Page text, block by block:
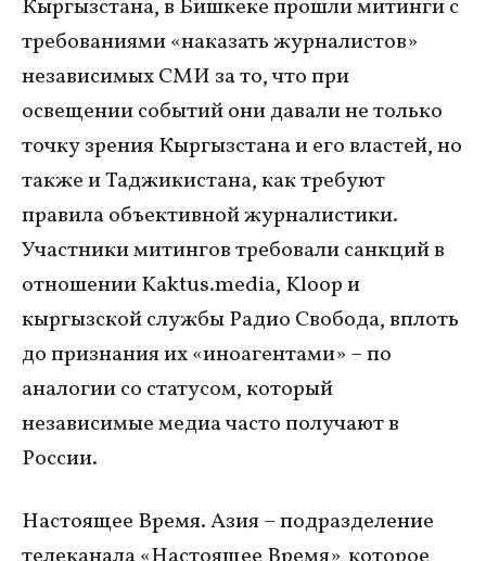
Кыргызстана, в Бишкеке прошли митинги с
требованиями «наказать журналистов»
независимых СМИ за то, что при
освещении событий они давали не только
точку зрения Кыргызстана и его властей, но
также и Таджикистана, как требуют
правила объективной журналистики.
Участники митингов требовали санкций в
отношении Kaktus.media, Kloop и
кыргызской службы Радио Свобода, вплоть
до признания их «иноагентами» – по
аналогии со статусом, который
независимые медиа часто получают в
России.
Настоящее Время. Азия – подразделение